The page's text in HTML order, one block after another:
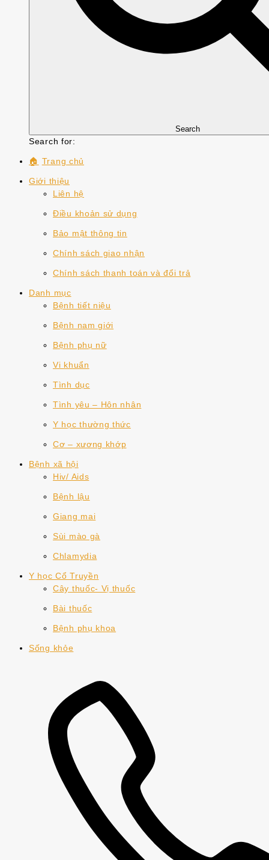
Search
Search for:
🏠 Trang chủ
Giới thiệu
Liên hệ
Điều khoản sử dụng
Bảo mật thông tin
Chính sách giao nhận
Chính sách thanh toán và đổi trả
Danh mục
Bệnh tiết niệu
Bệnh nam giới
Bệnh phụ nữ
Vi khuẩn
Tình dục
Tình yêu – Hôn nhân
Y học thường thức
Cơ – xương khớp
Bệnh xã hội
Hiv/ Aids
Bệnh lậu
Giang mai
Sùi mào gà
Chlamydia
Y học Cổ Truyền
Cây thuốc- Vị thuốc
Bài thuốc
Bệnh phụ khoa
Sống khỏe